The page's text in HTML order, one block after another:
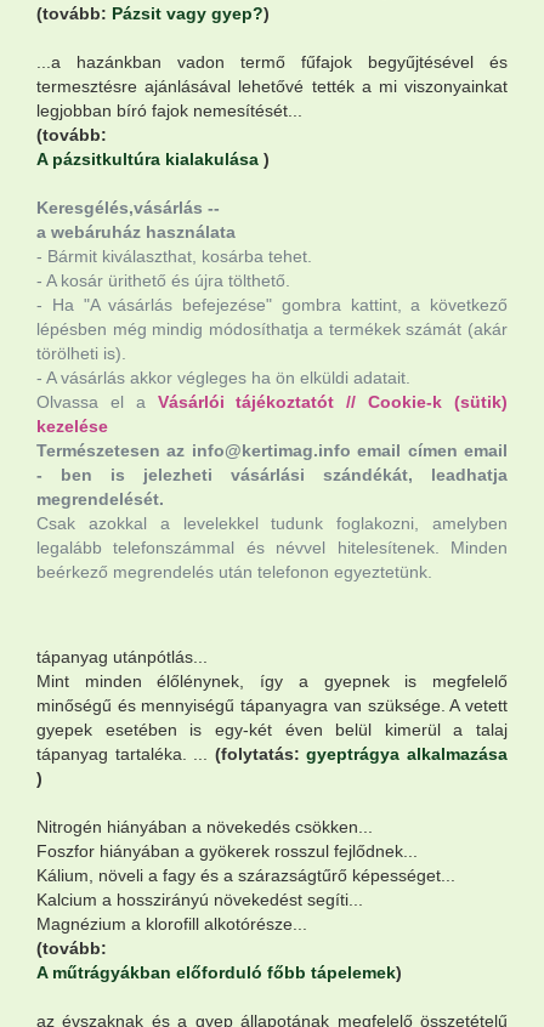
(tovább: Pázsit vagy gyep?)
...a hazánkban vadon termő fűfajok begyűjtésével és
termesztésre ajánlásával lehetővé tették a mi viszonyainkat
legjobban bíró fajok nemesítését...
(tovább:
A pázsitkultúra kialakulása )
Keresgélés,vásárlás --
a webáruház használata
- Bármit kiválaszthat, kosárba tehet.
- A kosár ürithető és újra tölthető.
- Ha "A vásárlás befejezése" gombra kattint, a következő
lépésben még mindig módosíthatja a termékek számát (akár
törölheti is).
- A vásárlás akkor végleges ha ön elküldi adatait.
Olvassa el a Vásárlói tájékoztatót //Cookie-k (sütik)
kezelése
Természetesen az info@kertimag.info email címen email
- ben is jelezheti vásárlási szándékát, leadhatja
megrendelését.
Csak azokkal a levelekkel tudunk foglakozni, amelyben
legalább telefonszámmal és névvel hitelesítenek. Minden
beérkező megrendelés után telefonon egyeztetünk.
tápanyag utánpótlás...
Mint minden élőlénynek, így a gyepnek is megfelelő
minőségű és mennyiségű tápanyagra van szüksége. A vetett
gyepek esetében is egy-két éven belül kimerül a talaj
tápanyag tartaléka. ... (folytatás:gyeptrágya alkalmazása
)
Nitrogén hiányában a növekedés csökken...
Foszfor hiányában a gyökerek rosszul fejlődnek...
Kálium, növeli a fagy és a szárazságtűrő képességet...
Kalcium a hosszirányú növekedést segíti...
Magnézium a klorofill alkotórésze...
(tovább:
A műtrágyákban előforduló főbb tápelemek)
az évszaknak és a gyep állapotának megfelelő összetételű